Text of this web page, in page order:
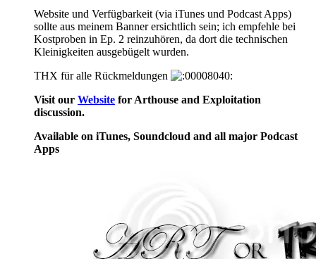
Website und Verfügbarkeit (via iTunes und Podcast Apps)
sollte aus meinem Banner ersichtlich sein; ich empfehle bei
Kostproben in Ep. 2 reinzuhören, da dort die technischen
Kleinigkeiten ausgebügelt wurden.
THX für alle Rückmeldungen
Visit our Website for Arthouse and Exploitation
discussion.
Available on iTunes, Soundcloud and all major Podcast
Apps